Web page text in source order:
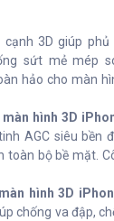
3D giúp
sứt mẻ mép
hảo cho màn
hình 3D
AGC siêu bền
toàn bộ bề mặt.
hình 3D
chống va đập,